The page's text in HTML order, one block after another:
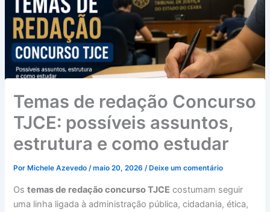
Temas de redação Concurso
TJCE: possíveis assuntos,
estrutura e como estudar
Por Michele Azevedo/maio 20, 2026/ Deixe um comentário
Ostemas de redação concurso TJCE costumam seguir
uma linha ligada à administração pública, cidadania, ética,